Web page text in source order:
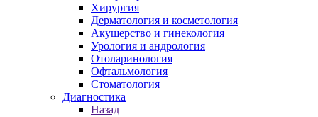
Хирургия
Дерматология и косметология
Акушерство и гинекология
Урология и андрология
Отоларинология
Офтальмология
Стоматология
Диагностика
Назад